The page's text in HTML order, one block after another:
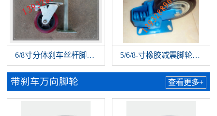
6/8寸分体刹车丝杆脚轮，刹车丝杆脚手架轮，丝杆350mm
5/6/8-寸橡胶减震脚轮 万向
带刹车万向脚轮 查看更多+